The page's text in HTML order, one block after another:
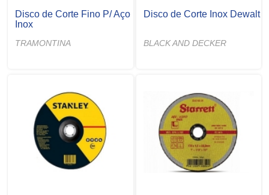
Disco de Corte Fino P/ Aço
Inox
TRAMONTINA
Disco de Corte Inox Dewalt
BLACK AND DECKER